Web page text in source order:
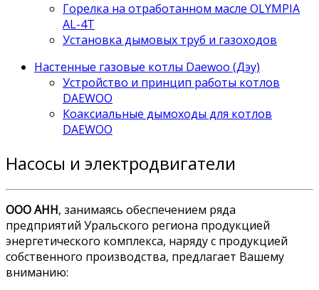
Горелка на отработанном масле OLYMPIA
AL-4T
Установка дымовых труб и газоходов
Настенные газовые котлы Daewoo (Дэу)
Устройство и принцип работы котлов
DAEWOO
Коаксиальные дымоходы для котлов
DAEWOO
Насосы и электродвигатели
ООО АНН, занимаясь обеспечением ряда
предприятий Уральского региона продукцией
энергетического комплекса, наряду с продукцией
собственного производства, предлагает Вашему
вниманию: